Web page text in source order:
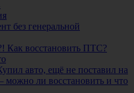
без генеральной
Как восстановить ПТС?
авто, ещё не поставил на
можно ли восстановить и что